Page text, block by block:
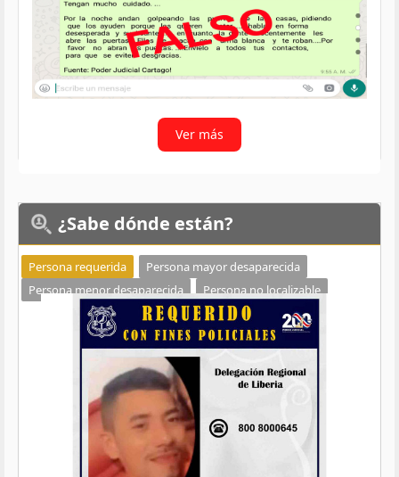
Ver más
¿Sabe dónde están?
Persona requerida
Persona mayor desaparecida
Persona menor desaparecida
Persona no localizable